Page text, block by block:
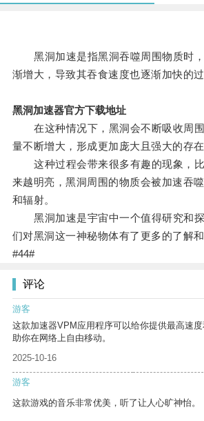
黑洞加速是指黑洞吞噬周围物质时，
渐增大，导致其吞食速度也逐渐加快的过
黑洞加速器官方下载地址
在这种情况下，黑洞会不断吸收周围
量不断增大，形成更加庞大且强大的存在
这种过程会带来很多有趣的现象，比
来越明亮，黑洞周围的物质会被加速吞
和辐射。
黑洞加速是宇宙中一个值得研究和探
们对黑洞这一神秘物体有了更多的了解和
#44#
评论
游客
这款加速器VPM应用程序可以给你提供最高速
助你在网络上自由移动。
2025-10-16
游客
这款游戏的音乐非常优美，听了让人心旷神怡。